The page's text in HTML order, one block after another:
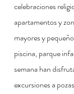
celebraciones
apartamentos y
mayores y
piscina, parque
semana han
excursiones a